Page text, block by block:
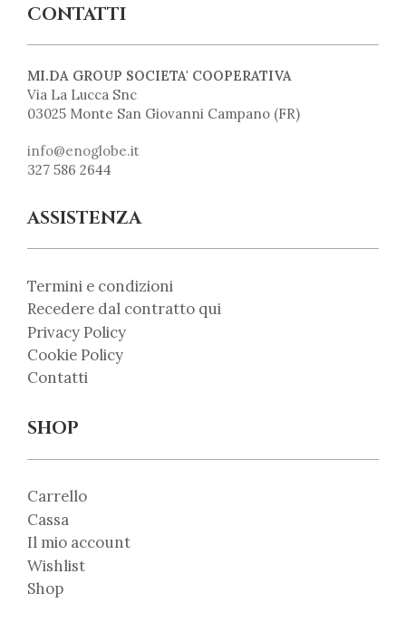
CONTATTI
MI.DA GROUP SOCIETA' COOPERATIVA
Via La Lucca Snc
03025 Monte San Giovanni Campano (FR)
info@enoglobe.it
327 586 2644
ASSISTENZA
Termini e condizioni
Recedere dal contratto qui
Privacy Policy
Cookie Policy
Contatti
SHOP
Carrello
Cassa
Il mio account
Wishlist
Shop